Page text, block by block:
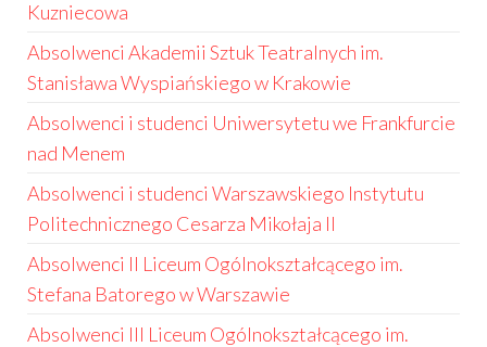
Kuzniecowa
Absolwenci Akademii Sztuk Teatralnych im.
Stanisława Wyspiańskiego w Krakowie
Absolwenci i studenci Uniwersytetu we Frankfurcie
nad Menem
Absolwenci i studenci Warszawskiego Instytutu
Politechnicznego Cesarza Mikołaja II
Absolwenci II Liceum Ogólnokształcącego im.
Stefana Batorego w Warszawie
Absolwenci III Liceum Ogólnokształcącego im.